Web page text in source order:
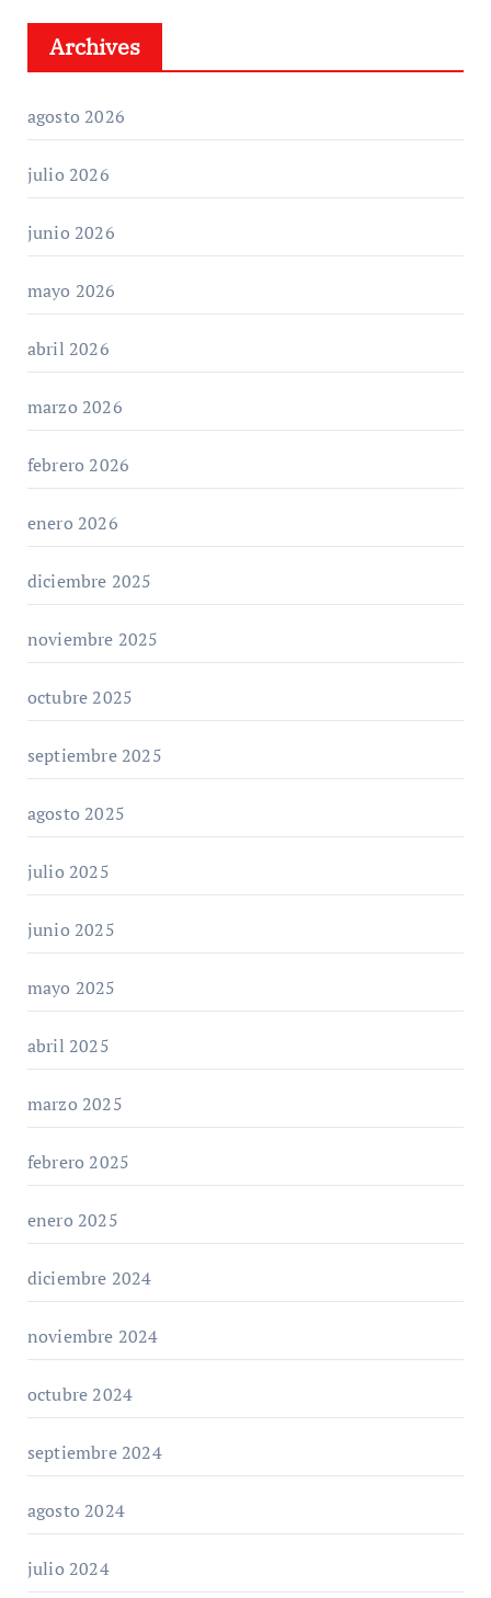
Archives
agosto 2026
julio 2026
junio 2026
mayo 2026
abril 2026
marzo 2026
febrero 2026
enero 2026
diciembre 2025
noviembre 2025
octubre 2025
septiembre 2025
agosto 2025
julio 2025
junio 2025
mayo 2025
abril 2025
marzo 2025
febrero 2025
enero 2025
diciembre 2024
noviembre 2024
octubre 2024
septiembre 2024
agosto 2024
julio 2024